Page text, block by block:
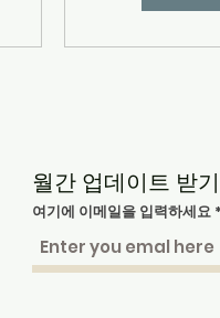
월간 업데이트 받기
여기에 이메일을 입력하세요